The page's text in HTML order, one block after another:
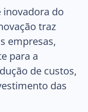
do
traz
empresas,
para a
de custos,
das